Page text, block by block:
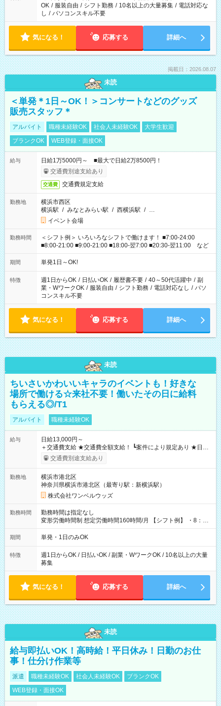
OK / 服装自由 / シフト勤務 / 10名以上の大量募集 / 電話対応な
し / パソコンスキル不要
気になる！ 応募する 詳細へ
掲載日：2026.08.07
未読
＜単発＊1日～OK！＞コンサートなどのグッズ
販売スタッフ＊
アルバイト 職種未経験OK 社会人未経験OK
大学生歓迎
ブランクOK
WEB登録・面接OK
給与
日給1万5000円～ ■最大で日給2万8500円！
交通費別途支給あり
交通費 交通費規定支給
勤務地
横浜市西区
横浜駅 / みなとみらい駅 / 西横浜駅 / …
イベント会場
勤務時間
＜シフト例＞ いろいろなシフトで働けます！ ■7:00-24:00
■8:00-21:00 ■9:00-21:00 ■18:00-翌7:00 ■20:30-翌11:00 など
期間 単発1日～OK!
特徴 週1日からOK / 日払いOK / 履歴書不要 / 40～50代活躍中 / 副
業・WワークOK / 服装自由 / シフト勤務 / 電話対応なし / パソ
コンスキル不要
気になる！ 応募する 詳細へ
未読
ちいさいかわいいキャラのイベントも！好きな
場所で働ける☆来社不要！働いたその日に給料
もらえる◎/T1
アルバイト 職種未経験OK
給与
日給13,000円～
＋交通費支給 ★交通費全額支給！ ┗案件により規定あり ★日払
いOK！（規定あり） ┗働いたその日に現金GET♪ お仕事後はコ
ンビニATMから 日払い分を引き落とせます！ 【試用期間】試
交通費別途支給あり
勤務地
横浜市港北区
神奈川県横浜市港北区（最寄り駅：新横浜駅）
株式会社ワンベルウッズ
勤務時間
勤務時間は指定なし
変形労働時間制 想定労働時間160時間/月 【シフト例】 ・8：00
～21：00
期間 単発・1日のみOK
特徴
週1日からOK / 日払いOK / 副業・WワークOK / 10名以上の大量
募集
気になる！ 応募する 詳細へ
未読
給与即払いOK！高時給！平日休み！日勤のお仕
事！仕分け作業等
派遣 職種未経験OK 社会人未経験OK
ブランクOK
WEB登録・面接OK